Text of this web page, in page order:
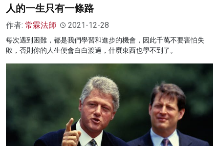
人的一生只有一條路
作者: 常霖法師 2021-12-28
每次遇到困難，都是我們學習和進步的機會，因此千萬不要害怕失
敗，否則你的人生便會白白渡過，什麼東西也學不到了。